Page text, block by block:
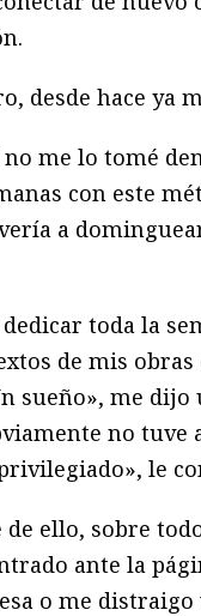
desde hace ya
me lo tomé
con este
a
toda la
de mis
sueño», me dijo
no tuve
le
ello, sobre
ante la
o me